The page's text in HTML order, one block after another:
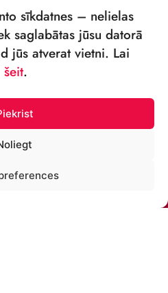
sīkdatnes – nelielas
saglabātas jūsu datorā
jūs atverat vietni. Lai
šeit.
CIRKS”
iela 4,
Latvija